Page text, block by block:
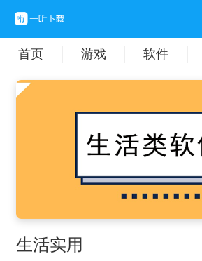
首页 游戏 软件
生活实用